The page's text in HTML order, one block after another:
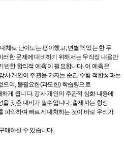
체로 난이도는 평이했고, 변별력 있는 한 두
러한 문제에 대비하기 위해서는 무작정 내용만
반한 합리적 예측'이 필요합니다. 이 예측은
사 개인이 주관을 가지는 순간 수험 적합성과는
으며, 불필요한(과도한) 학습량으로
게 됩니다. 강사 개인의 주관적 심화 내용에
갖춘 대비가 필수입니다. 출제자는 항상
파악하여 빠르게 대처하는 것이 바로 우리가
매하실 수 있습니다.